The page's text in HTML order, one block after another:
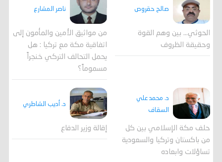
صالح حقروص
الحوثي... بين وهم القوة
وحقيقة الظروف
ناصر المشارع
من مواثيق الأمين والمأمون إلى
اتفاقية مكة مع تركيا : هل
يحمل التحالف التركي خنجراً
مسموماً؟
د. محمد علي
السقاف
حلف مكة الإسلامي بين كل
من باكستان وتركيا والسعودية
تساؤلات وابعاده
د. أديب الشاطري
إقالة وزير الدفاع